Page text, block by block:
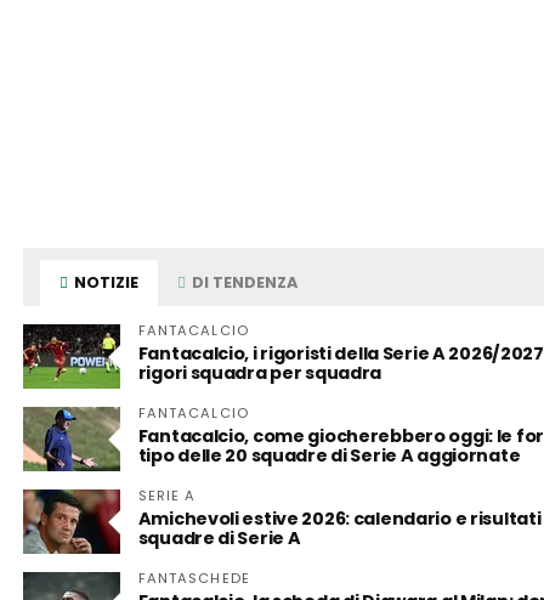
NOTIZIE DI TENDENZA
FANTACALCIO
Fantacalcio, i rigoristi della Serie A 2026/
rigori squadra per squadra
FANTACALCIO
Fantacalcio, come giocherebbero oggi: le
tipo delle 20 squadre di Serie A aggiornate
SERIE A
Amichevoli estive 2026: calendario e risultati
squadre di Serie A
FANTASCHEDE